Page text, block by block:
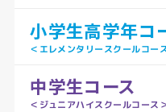
小学生高学年コ
＜エレメンタリースクールコー
中学生コース
＜ジュニアハイスクールコース